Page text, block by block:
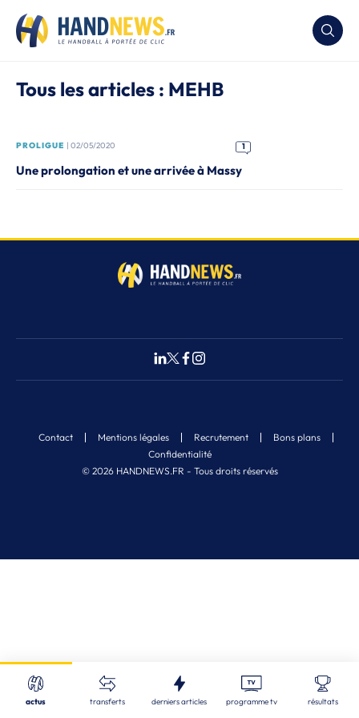
Recherche
Tous les articles : MEHB
PROLIGUE | 02/05/2020 1
Une prolongation et une arrivée à Massy
© 2026 HANDNEWS.FR - Tous droits réservés
Contact Mentions légales Recrutement
Bons plans
Confidentialité
actus transferts derniers articles programme tv résultats
Nos derniers articles
EDF (M) U18 - 1/4 | 06/08/2026